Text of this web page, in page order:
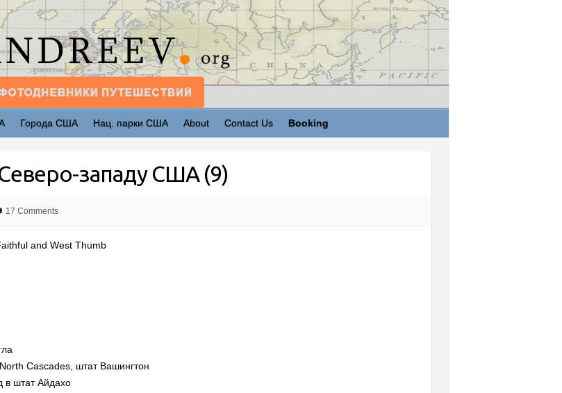
Города США Нац. парки США About Contact Us Booking
западу США (9)
17 Comments
and West Thumb
Cascades, штат Вашингтон
в штат Айдахо